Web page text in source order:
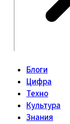
Блоги
Цифра
Техно
Культура
Знания